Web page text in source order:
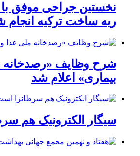
نخستین جراحی موفق
ریه ساخت ترکیه انجام
شرح وظایف «رصدخانه
بیماری» اعلام شد
سیگار الکترونیک هم